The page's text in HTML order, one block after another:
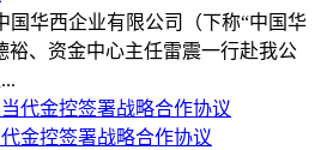
国华西企业有限公司（下称“中国华
裕、资金中心主任雷震一行赴我公
金控签署战略合作协议